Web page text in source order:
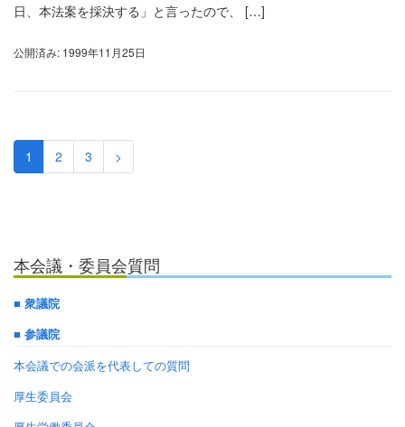
日、本法案を採決する」と言ったので、 […]
公開済み: 1999年11月25日
1 2 3 >
本会議・委員会質問
■ 衆議院
■ 参議院
本会議での会派を代表しての質問
厚生委員会